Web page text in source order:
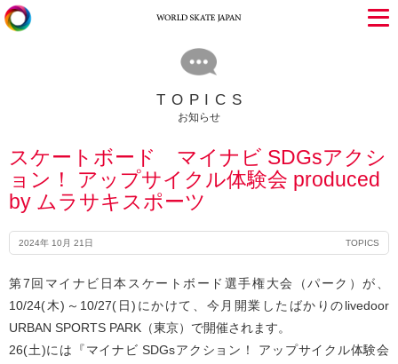
TOPICS
お知らせ
スケートボード マイナビ SDGsアクシ
ョン！ アップサイクル体験会 produced
by ムラサキスポーツ
2024年 10月 21日 TOPICS
第7回マイナビ日本スケートボード選手権大会（パーク）が、
10/24(木)～10/27(日)にかけて、今月開業したばかりのlivedoor
URBAN SPORTS PARK（東京）で開催されます。
26(土)には『マイナビ SDGsアクション！ アップサイクル体験会